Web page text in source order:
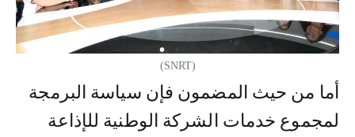
(SNRT)
أما من حيث المضمون فإن سياسة البرمجة
لمجموع خدمات الشركة الوطنية للإذاعة